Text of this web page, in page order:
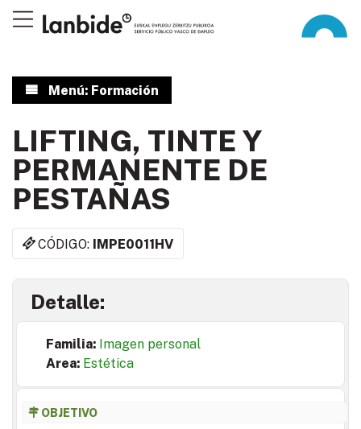
Menú: Formación
LIFTING, TINTE Y
PERMANENTE DE
PESTAÑAS
CÓDIGO: IMPE0011HV
Detalle:
Familia: Imagen personal
Area: Estética
OBJETIVO